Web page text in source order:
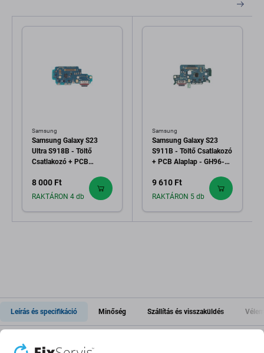
Samsung
Samsung Galaxy S23
Ultra S918B - Töltő
Csatlakozó + PCB
8 000 Ft
RAKTÁRON 4 db
Samsung
Samsung Galaxy S23
S911B - Töltő Csatlakozó
+ PCB Alaplap - GH96-
Pack
9 610 Ft
RAKTÁRON 5 db
Leírás és specifikáció Minőség Szállítás és visszaküldés